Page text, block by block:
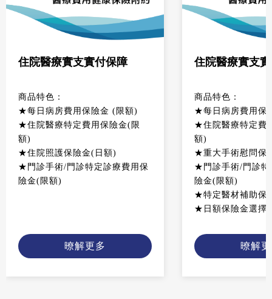
住院醫療實支實付保障
商品特色：
★每日病房費用保險金 (限額)
★住院醫療特定費用保險金(限
額)
★住院照護保險金(日額)
★門診手術/門診特定診療費用保
險金(限額)
暸解更多
住院醫療實支
商品特色：
★每日病房費用保
★住院醫療特定費
額)
★重大手術慰問保
★門診手術/門診特
險金(限額)
★特定醫材補助保
★日額保險金選擇
暸解